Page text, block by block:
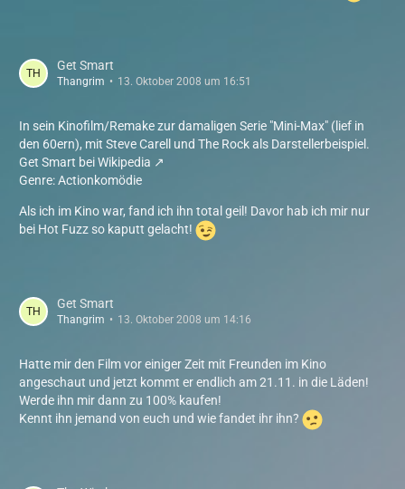
Get Smart
Thangrim 13. Oktober 2008 um 16:51
In sein Kinofilm/Remake zur damaligen Serie "Mini-Max" (lief in
den 60ern), mit Steve Carell und The Rock als Darstellerbeispiel.
Get Smart bei Wikipedia
Genre: Actionkomödie
Als ich im Kino war, fand ich ihn total geil! Davor hab ich mir nur
bei Hot Fuzz so kaputt gelacht!
Get Smart
Thangrim 13. Oktober 2008 um 14:16
Hatte mir den Film vor einiger Zeit mit Freunden im Kino
angeschaut und jetzt kommt er endlich am 21.11. in die Läden!
Werde ihn mir dann zu 100% kaufen!
Kennt ihn jemand von euch und wie fandet ihr ihn?